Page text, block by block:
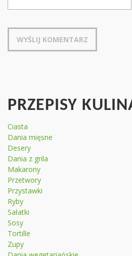
PRZEPISY
Ciasta
Dania mięsne
Desery
Dania z grila
Makarony
Przetwory
Przystawki
Ryby
Sałatki
Sosy
Tortille
Zupy